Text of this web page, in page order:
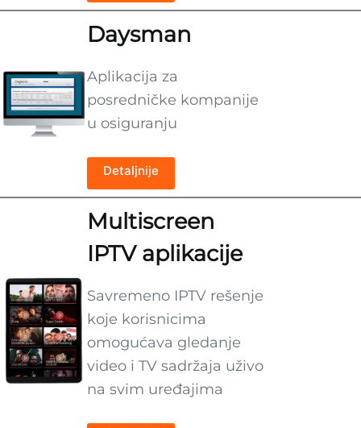
Daysman
Aplikacija za
posredničke kompanije
u osiguranju
Detaljnije
Multiscreen
IPTV aplikacije
Savremeno IPTV rešenje
koje korisnicima
omogućava gledanje
video i TV sadržaja uživo
na svim uređajima